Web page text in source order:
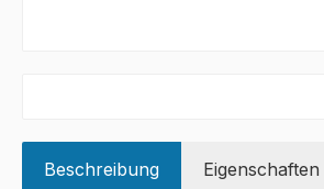
Beschreibung Eigenschaften